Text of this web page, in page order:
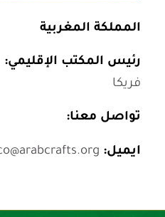
المملكة المغربية
رئيس المكتب الإقليمي:
فريكا
تواصل معنا:
ايميل: